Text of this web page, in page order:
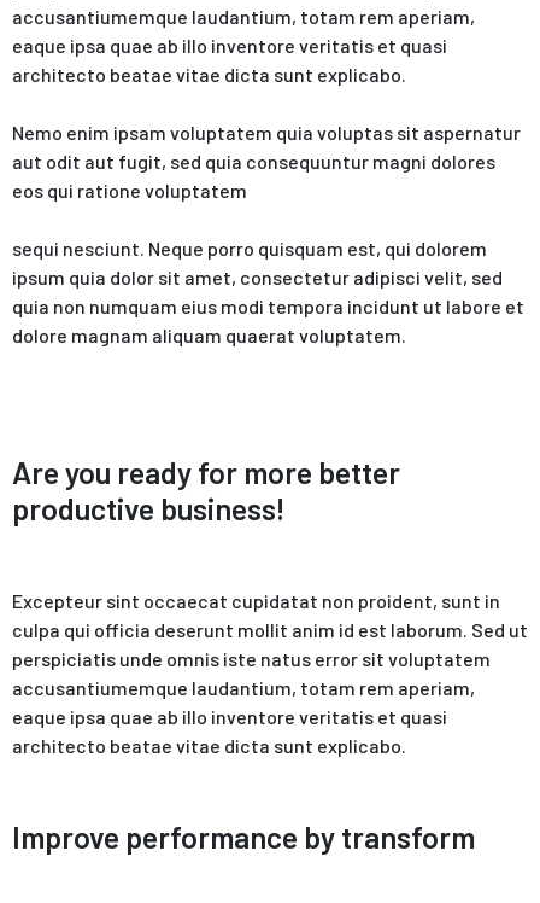
accusantiumemque laudantium, totam rem aperiam,
eaque ipsa quae ab illo inventore veritatis et quasi
architecto beatae vitae dicta sunt explicabo.
Nemo enim ipsam voluptatem quia voluptas sit aspernatur
aut odit aut fugit, sed quia consequuntur magni dolores
eos qui ratione voluptatem
sequi nesciunt. Neque porro quisquam est, qui dolorem
ipsum quia dolor sit amet, consectetur adipisci velit, sed
quia non numquam eius modi tempora incidunt ut labore et
dolore magnam aliquam quaerat voluptatem.
Are you ready for more better
productive business!
Excepteur sint occaecat cupidatat non proident, sunt in
culpa qui officia deserunt mollit anim id est laborum. Sed ut
perspiciatis unde omnis iste natus error sit voluptatem
accusantiumemque laudantium, totam rem aperiam,
eaque ipsa quae ab illo inventore veritatis et quasi
architecto beatae vitae dicta sunt explicabo.
Improve performance by transform